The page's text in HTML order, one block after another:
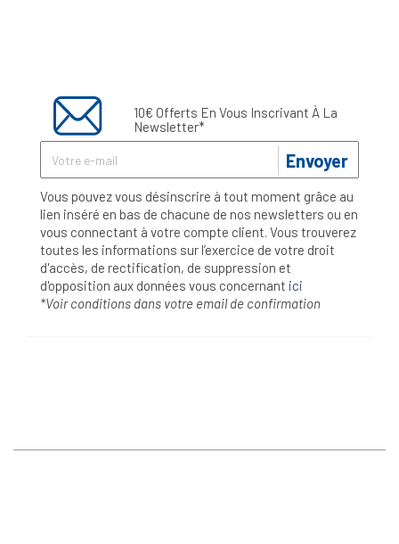
10€ Offerts En Vous Inscrivant À La
Newsletter*
Envoyer
Vous pouvez vous désinscrire à tout moment grâce au
lien inséré en bas de chacune de nos newsletters ou en
vous connectant à votre compte client. Vous trouverez
toutes les informations sur l’exercice de votre droit
d'accès, de rectification, de suppression et
d'opposition aux données vous concernant ici
*Voir conditions dans votre email de confirmation